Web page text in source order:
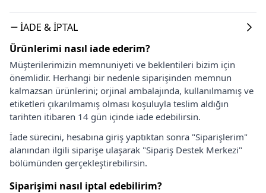
İADE & İPTAL
Ürünlerimi nasıl iade ederim?
Müşterilerimizin memnuniyeti ve beklentileri bizim için
önemlidir. Herhangi bir nedenle siparişinden memnun
kalmazsan ürünlerini; orjinal ambalajında, kullanılmamış ve
etiketleri çıkarılmamış olması koşuluyla teslim aldığın
tarihten itibaren 14 gün içinde iade edebilirsin.
İade sürecini, hesabına giriş yaptıktan sonra "Siparişlerim"
alanından ilgili siparişe ulaşarak "Sipariş Destek Merkezi"
bölümünden gerçekleştirebilirsin.
Siparişimi nasıl iptal edebilirim?